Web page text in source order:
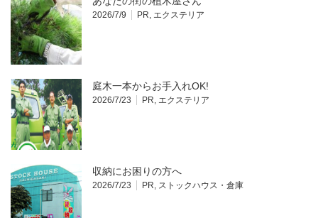
2026/7/9 PR, エクステリア
庭木一本からお手入れOK!
2026/7/23 PR, エクステリア
収納にお困りの方へ
2026/7/23 PR, ストックハウス・倉庫